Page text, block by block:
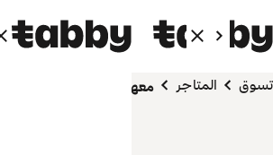
تسوق المتاجر معهد انجلش زوون